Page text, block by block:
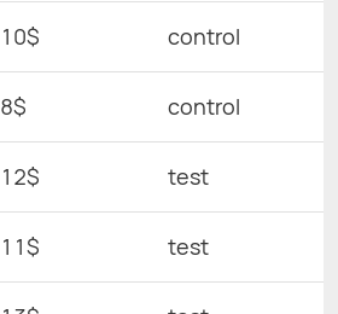
10$ control
8$ control
12$ test
11$ test